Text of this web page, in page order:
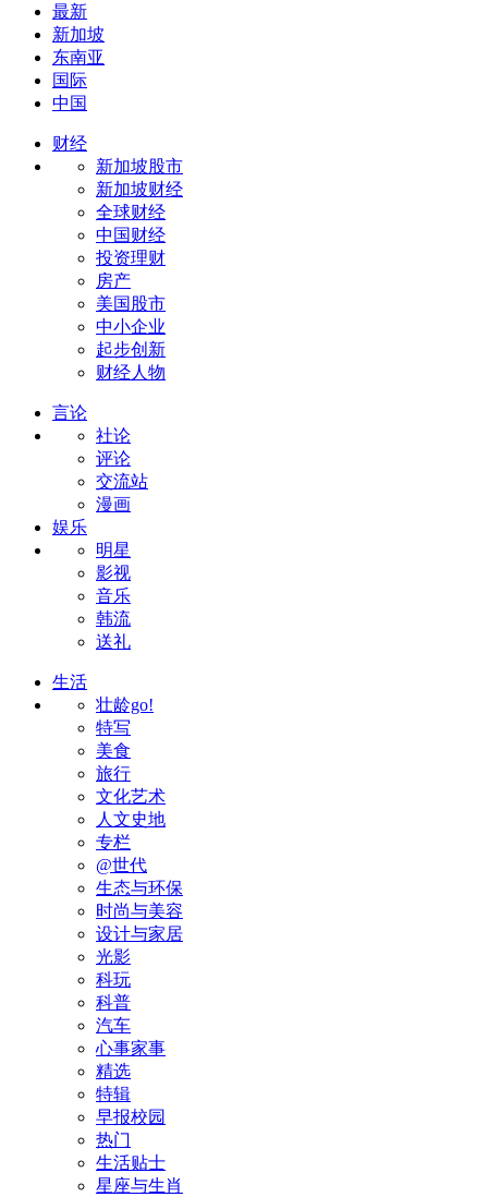
最新
新加坡
东南亚
国际
中国
财经
新加坡股市
新加坡财经
全球财经
中国财经
投资理财
房产
美国股市
中小企业
起步创新
财经人物
言论
社论
评论
交流站
漫画
娱乐
明星
影视
音乐
韩流
送礼
生活
壮龄go!
特写
美食
旅行
文化艺术
人文史地
专栏
@世代
生态与环保
时尚与美容
设计与家居
光影
科玩
科普
汽车
心事家事
精选
特辑
早报校园
热门
生活贴士
星座与生肖